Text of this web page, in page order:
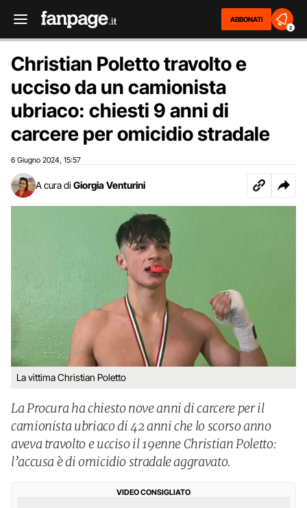
ABBONATI
2
Christian Poletto travolto e
ucciso da un camionista
ubriaco: chiesti 9 anni di
carcere per omicidio stradale
6 Giugno 2024 15:57
A cura di Giorgia Venturini
La vittima Christian Poletto
La Procura ha chiesto nove anni di carcere per il
camionista ubriaco di 42 anni che lo scorso anno
aveva travolto e ucciso il 19enne Christian Poletto:
l’accusa è di omicidio stradale aggravato.
VIDEO CONSIGLIATO